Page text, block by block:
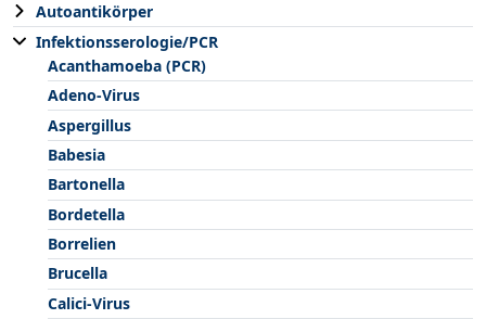
Autoantikörper
Infektionsserologie/PCR
Acanthamoeba (PCR)
Adeno-Virus
Aspergillus
Babesia
Bartonella
Bordetella
Borrelien
Brucella
Calici-Virus